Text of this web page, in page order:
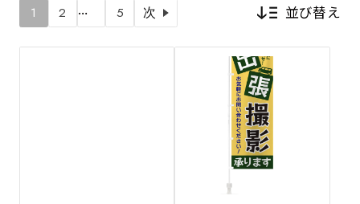
1 2 … 5 次 並び替え
新着順
価格が安い順
価格が高い順